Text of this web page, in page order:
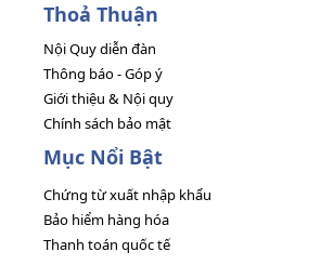
Thoả Thuận
Nội Quy diễn đàn
Thông báo - Góp ý
Giới thiệu & Nội quy
Chính sách bảo mật
Mục Nổi Bật
Chứng từ xuất nhập khẩu
Bảo hiểm hàng hóa
Thanh toán quốc tế